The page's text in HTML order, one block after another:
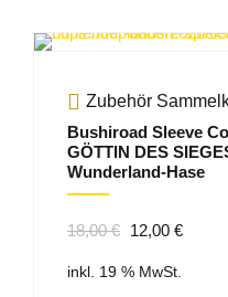
Zubehör
Bushiroad Sleeve
GÖTTIN DES
Wunderland-Hase
18,00€ Ursprünglicher
war:
12,00 €
inkl. 19 % MwSt.